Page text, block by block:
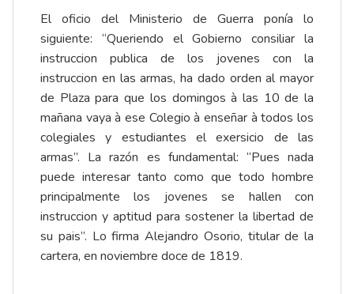
El oficio del Ministerio de Guerra ponía lo
siguiente: “Queriendo el Gobierno consiliar la
instruccion publica de los jovenes con la
instruccion en las armas, ha dado orden al mayor
de Plaza para que los domingos à las 10 de la
mañana vaya à ese Colegio à enseñar à todos los
colegiales y estudiantes el exersicio de las
armas”. La razón es fundamental: “Pues nada
puede interesar tanto como que todo hombre
principalmente los jovenes se hallen con
instruccion y aptitud para sostener la libertad de
su pais”. Lo firma Alejandro Osorio, titular de la
cartera, en noviembre doce de 1819.